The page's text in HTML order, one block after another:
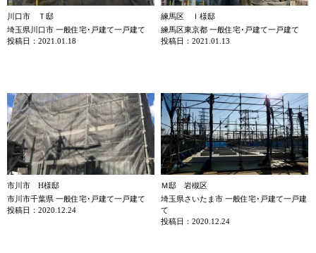
川口市 Ｔ邸
埼玉県川口市 一般住宅･戸建て一戸建て
投稿日：2021.01.18
練馬区 Ｉ様邸
練馬区東京都 一般住宅･戸建て一戸建て
投稿日：2021.01.13
市川市 H様邸
市川市千葉県 一般住宅･戸建て一戸建て
投稿日：2020.12.24
Ｍ邸 岩槻区
埼玉県さいたま市 一般住宅･戸建て一戸建
て
投稿日：2020.12.24